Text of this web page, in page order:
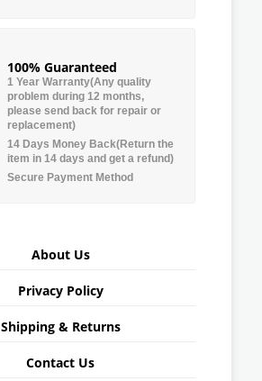
100% Guaranteed
1 Year Warranty(Any quality
problem during 12 months,
please send back for repair or
replacement)
14 Days Money Back(Return the
item in 14 days and get a refund)
Secure Payment Method
About Us
Privacy Policy
Shipping & Returns
Contact Us